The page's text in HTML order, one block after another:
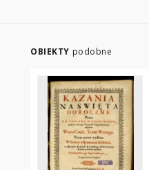
OBIEKTY podobne